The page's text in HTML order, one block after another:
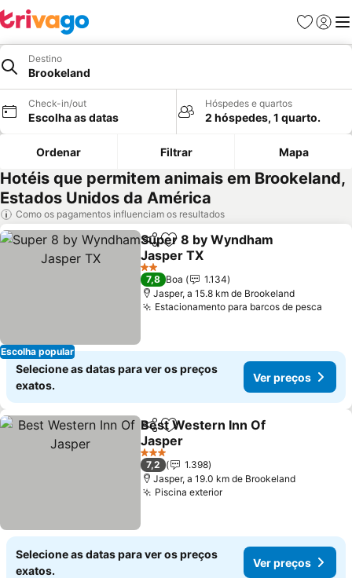
Favoritos
Iniciar
Destino
Brookeland
Check-in/out
Escolha as datas
Hóspedes e quartos
2 hóspedes, 1 quarto.
Ordenar Filtrar Mapa
Hotéis que permitem animais em Brookeland,
Estados Unidos da América
Como os pagamentos influenciam os resultados
Escolha popular
PartilharAdicionar aos favoritos
Super 8 by Wyndham
Jasper TX
Ver preços
2 Estrelas
7,8 Boa
1.134
Jasper, a 15.8 km de Brookeland
Estacionamento para barcos de pesca
Selecione as datas para ver os preços
exatos.
Ver preços
PartilharAdicionar aos favoritos
Best Western Inn Of
Jasper
Ver preços
3 Estrelas
7,2
1.398
Jasper, a 19.0 km de Brookeland
Piscina exteriorVer preços
Selecione as datas para ver os preços
exatos.
Ver preços